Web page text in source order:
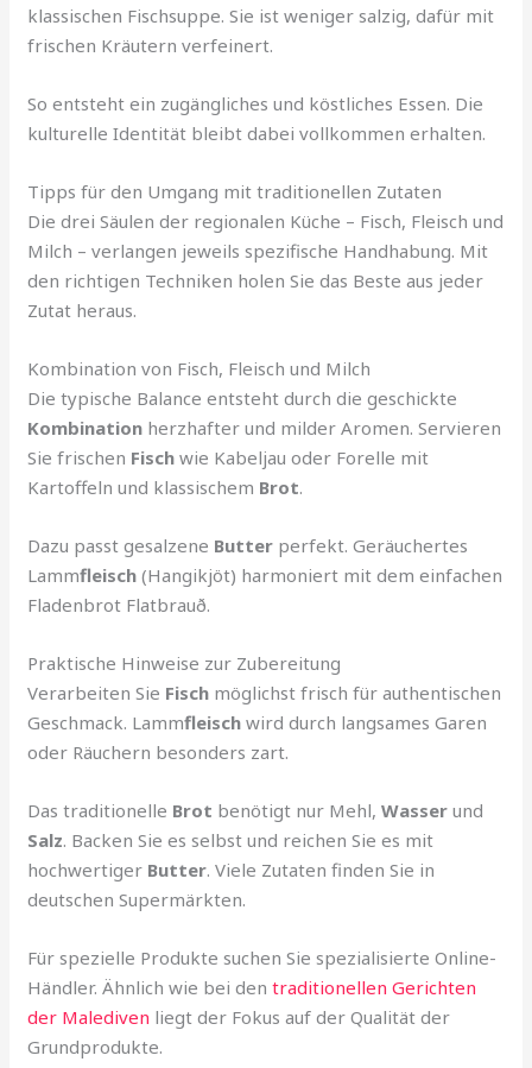
klassischen Fischsuppe. Sie ist weniger salzig, dafür mit
frischen Kräutern verfeinert.
So entsteht ein zugängliches und köstliches Essen. Die
kulturelle Identität bleibt dabei vollkommen erhalten.
Tipps für den Umgang mit traditionellen Zutaten
Die drei Säulen der regionalen Küche – Fisch, Fleisch und
Milch – verlangen jeweils spezifische Handhabung. Mit
den richtigen Techniken holen Sie das Beste aus jeder
Zutat heraus.
Kombination von Fisch, Fleisch und Milch
Die typische Balance entsteht durch die geschickte
Kombination herzhafter und milder Aromen. Servieren
Sie frischen Fisch wie Kabeljau oder Forelle mit
Kartoffeln und klassischem Brot.
Dazu passt gesalzene Butter perfekt. Geräuchertes
Lammfleisch (Hangikjöt) harmoniert mit dem einfachen
Fladenbrot Flatbrauð.
Praktische Hinweise zur Zubereitung
Verarbeiten Sie Fisch möglichst frisch für authentischen
Geschmack. Lammfleisch wird durch langsames Garen
oder Räuchern besonders zart.
Das traditionelle Brot benötigt nur Mehl,Wasser und
Salz. Backen Sie es selbst und reichen Sie es mit
hochwertiger Butter. Viele Zutaten finden Sie in
deutschen Supermärkten.
Für spezielle Produkte suchen Sie spezialisierte Online-
Händler. Ähnlich wie bei dentraditionellen Gerichten
der Malediven liegt der Fokus auf der Qualität der
Grundprodukte.